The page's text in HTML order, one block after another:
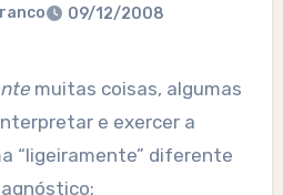
09/12/2008
muitas coisas, algumas
e exercer a
“ligeiramente” diferente